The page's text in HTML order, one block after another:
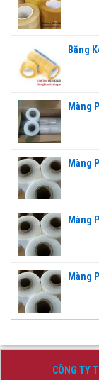
Băng
Màng
Màng
Màng
Màng
CÔNG TY